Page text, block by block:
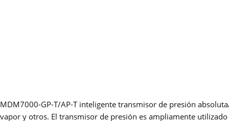
MDM7000-GP-T/AP-T inteligente transmisor de presión
vapor y otros. El transmisor de presión es ampliamente